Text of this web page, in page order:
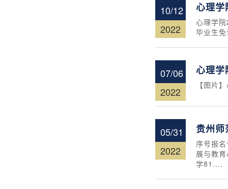
10/12
2022
心理学
心理学
毕业生
07/06
2022
心理学
【图片
05/31
2022
贵州
序号报
展与教
学81....